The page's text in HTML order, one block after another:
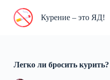
П
Курение – это ЯД!
Легко ли бросить курить?